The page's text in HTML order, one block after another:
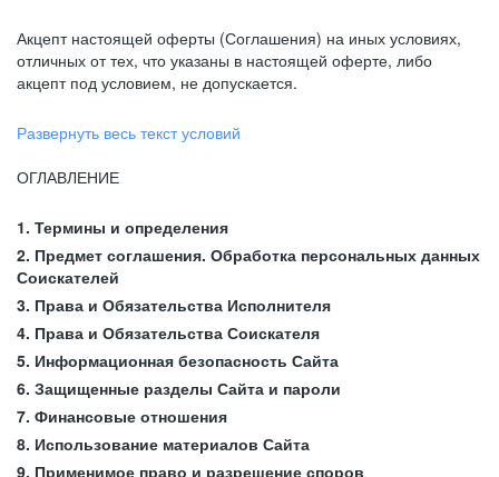
Акцепт настоящей оферты (Соглашения) на иных условиях,
отличных от тех, что указаны в настоящей оферте, либо
акцепт под условием, не допускается.
Развернуть весь текст условий
ОГЛАВЛЕНИЕ
1. Термины и определения
2. Предмет соглашения. Обработка персональных данных
Соискателей
3. Права и Обязательства Исполнителя
4. Права и Обязательства Соискателя
5. Информационная безопасность Сайта
6. Защищенные разделы Сайта и пароли
7. Финансовые отношения
8. Использование материалов Сайта
9. Применимое право и разрешение споров